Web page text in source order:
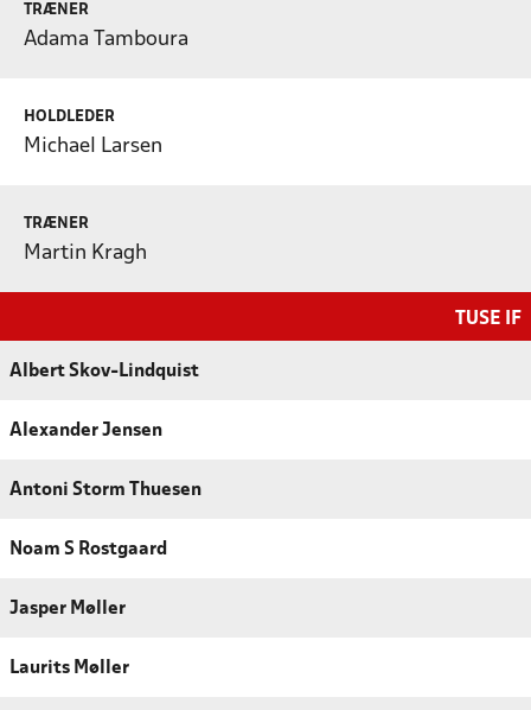
TRÆNER
Adama Tamboura
HOLDLEDER
Michael Larsen
TRÆNER
Martin Kragh
TUSE IF
Albert Skov-Lindquist
Alexander Jensen
Antoni Storm Thuesen
Noam S Rostgaard
Jasper Møller
Laurits Møller